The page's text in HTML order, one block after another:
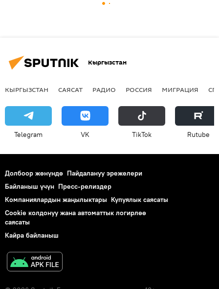
Кыргызстан
КЫРГЫЗСТАН САЯСАТ РАДИО РОССИЯ МИГРАЦИЯ
Telegram VK ТikТоk Rutube
Долбоор жөнүндө Пайдалануу эрежелери
Байланыш үчүн Пресс-релиздер
Компаниялардын жаңылыктары Купуялык саясаты
Cookie колдонуу жана автоматтык логирлөө
саясаты
Кайра байланыш